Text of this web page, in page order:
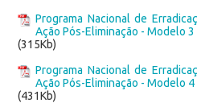
Programa Nacional de
Ação Pós-Eliminação - Modelo 3
(315Kb)
Programa Nacional de
Ação Pós-Eliminação - Modelo 4
(431Kb)